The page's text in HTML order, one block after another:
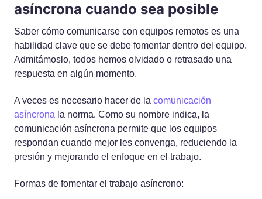
asíncrona cuando sea posible
Saber cómo comunicarse con equipos remotos es una
habilidad clave que se debe fomentar dentro del equipo.
Admitámoslo, todos hemos olvidado o retrasado una
respuesta en algún momento.
A veces es necesario hacer de la comunicación
asíncrona la norma. Como su nombre indica, la
comunicación asíncrona permite que los equipos
respondan cuando mejor les convenga, reduciendo la
presión y mejorando el enfoque en el trabajo.
Formas de fomentar el trabajo asíncrono: